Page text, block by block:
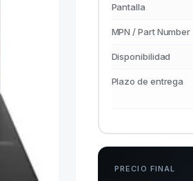
Pantalla
MPN / Part Number
Disponibilidad
Plazo de entrega
PRECIO FINAL